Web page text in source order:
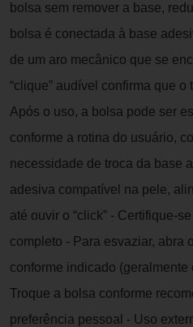
bolsa sem remover a base,
bolsa é conectada à base
de um aro mecânico que se
“clique” audível confirma que
Após o uso, a bolsa pode ser
conforme a rotina do usuário,
necessidade de troca da base
adesiva compatível na pele,
até ouvir o “click” - Certifique-
completo - Para esvaziar, abra
conforme indicado
Troque a bolsa conforme
preferência pessoal - Uso